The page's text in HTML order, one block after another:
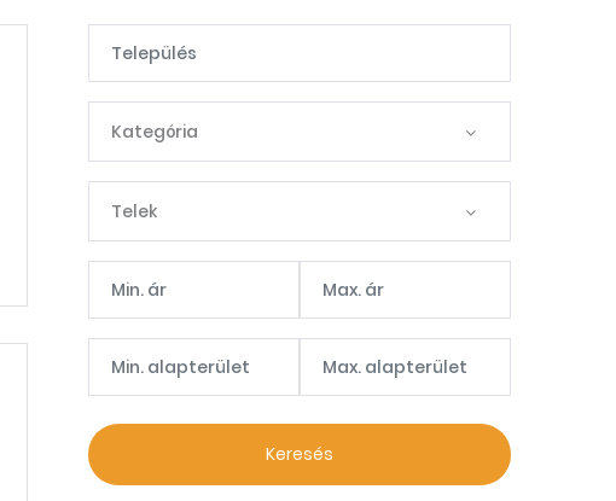
Kategória
Telek
Keresés